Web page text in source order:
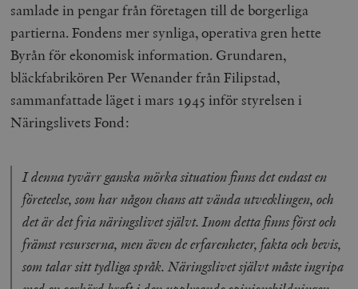
samlade in pengar från företagen till de borgerliga
partierna. Fondens mer synliga, operativa gren hette
Byrån för ekonomisk information. Grundaren,
bläckfabrikören Per Wenander från Filipstad,
sammanfattade läget i mars 1945 inför styrelsen i
Näringslivets Fond:
I denna tyvärr ganska mörka situation finns det endast en
företeelse, som har någon chans att vända utvecklingen, och
det är det fria näringslivet självt. Inom detta finns först och
främst resurserna, men även de erfarenheter, fakta och bevis,
som talar sitt tydliga språk. Näringslivet självt måste ingripa